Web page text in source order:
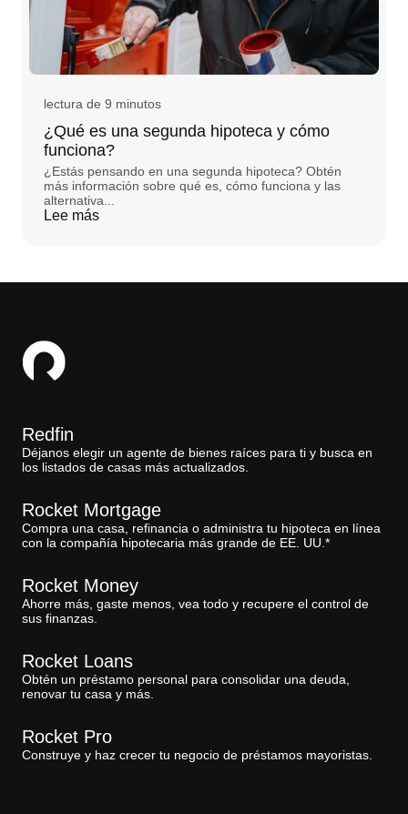
lectura de 9 minutos
¿Qué es una segunda hipoteca y cómo
funciona?
¿Estás pensando en una segunda hipoteca? Obtén
más información sobre qué es, cómo funciona y las
alternativa...
Lee más
Redfin
Déjanos elegir un agente de bienes raíces para ti y busca en
los listados de casas más actualizados.
Rocket Mortgage
Compra una casa, refinancia o administra tu hipoteca en línea
con la compañía hipotecaria más grande de EE. UU.*
Rocket Money
Ahorre más, gaste menos, vea todo y recupere el control de
sus finanzas.
Rocket Loans
Obtén un préstamo personal para consolidar una deuda,
renovar tu casa y más.
Rocket Pro
Construye y haz crecer tu negocio de préstamos mayoristas.